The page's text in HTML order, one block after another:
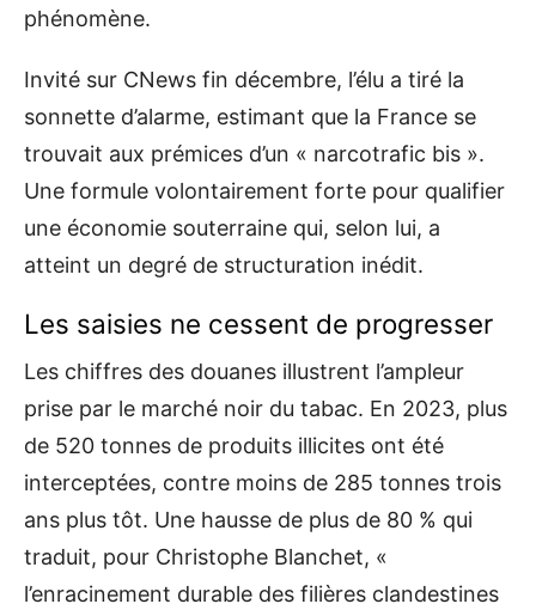
phénomène.
Invité sur CNews fin décembre, l’élu a tiré la
sonnette d’alarme, estimant que la France se
trouvait aux prémices d’un « narcotrafic bis ».
Une formule volontairement forte pour qualifier
une économie souterraine qui, selon lui, a
atteint un degré de structuration inédit.
Les saisies ne cessent de progresser
Les chiffres des douanes illustrent l’ampleur
prise par le marché noir du tabac. En 2023, plus
de 520 tonnes de produits illicites ont été
interceptées, contre moins de 285 tonnes trois
ans plus tôt. Une hausse de plus de 80 % qui
traduit, pour Christophe Blanchet, «
l’enracinement durable des filières clandestines